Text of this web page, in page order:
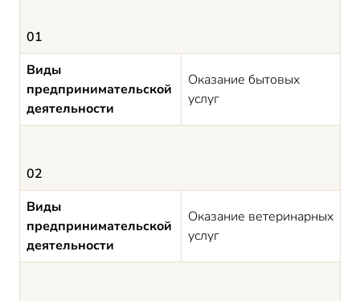
01
Виды
предпринимательской
деятельности
Оказание бытовых
услуг
02
Виды
предпринимательской
деятельности
Оказание ветеринарных
услуг